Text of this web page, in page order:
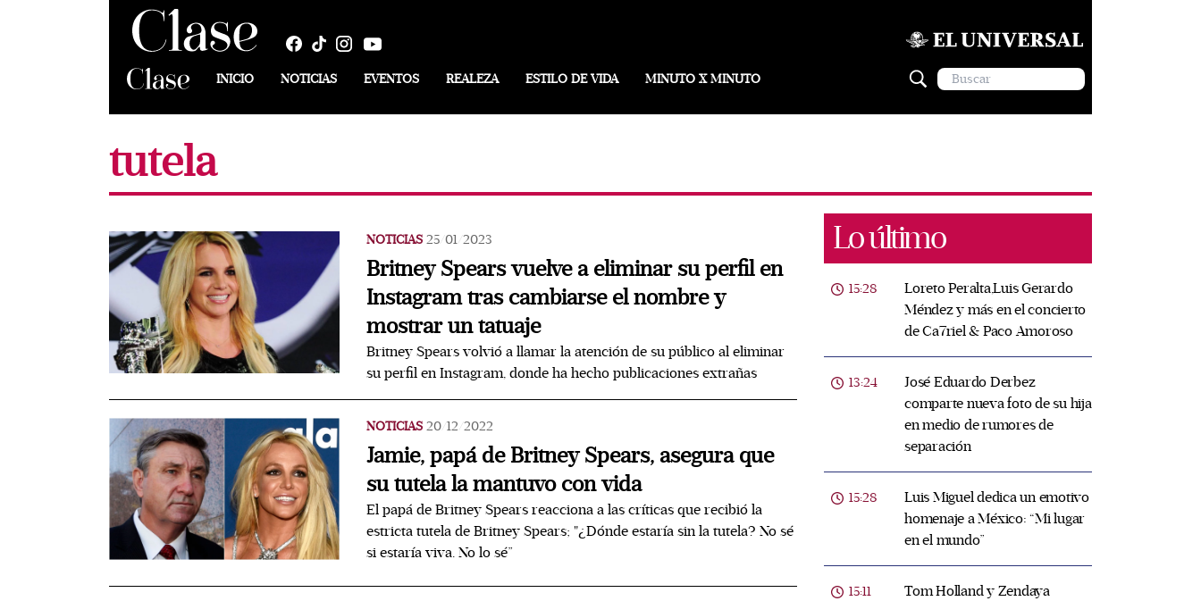
INICIO NOTICIAS EVENTOS REALEZA ESTILO DE VIDA MINUTO X MINUTO
tutela
NOTICIAS 25/01/2023
Britney Spears vuelve a eliminar su perfil en
Instagram tras cambiarse el nombre y
mostrar un tatuaje
Britney Spears volvió a llamar la atención de su público al eliminar
su perfil en Instagram, donde ha hecho publicaciones extrañas
NOTICIAS 20/12/2022
Jamie, papá de Britney Spears, asegura que
su tutela la mantuvo con vida
El papá de Britney Spears reacciona a las críticas que recibió la
estricta tutela de Britney Spears; "¿Dónde estaría sin la tutela? No sé
si estaría viva. No lo sé”
Lo último
15:28
Loreto Peralta,Luis Gerardo
Méndez y más en el concierto
de Ca7riel & Paco Amoroso
13:24
José Eduardo Derbez
comparte nueva foto de su hija
en medio de rumores de
separación
15:28
Luis Miguel dedica un emotivo
homenaje a México: “Mi lugar
en el mundo”
15:11
Tom Holland y Zendaya